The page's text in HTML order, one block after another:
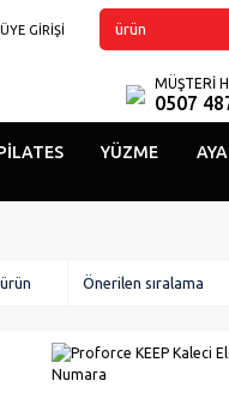
GİRİŞİ ürün
MÜŞTERİ
0507
YÜZME